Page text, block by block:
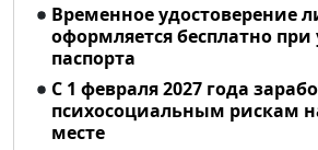
Временное удостоверение
оформляется бесплатно при
паспорта
С 1 февраля 2027 года
психосоциальным рискам
месте